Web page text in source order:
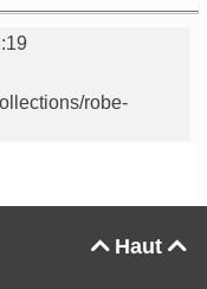
robe-
Haut 